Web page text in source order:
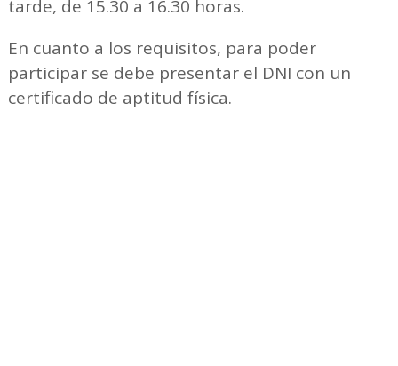
tarde, de 15.30 a 16.30 horas.
En cuanto a los requisitos, para poder
participar se debe presentar el DNI con un
certificado de aptitud física.